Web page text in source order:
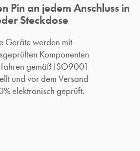
Pin an jedem Anschluss in
Steckdose
Geräte werden mit
Komponenten
gemäß ISO9001
und vor dem Versand
elektronisch geprüft.​